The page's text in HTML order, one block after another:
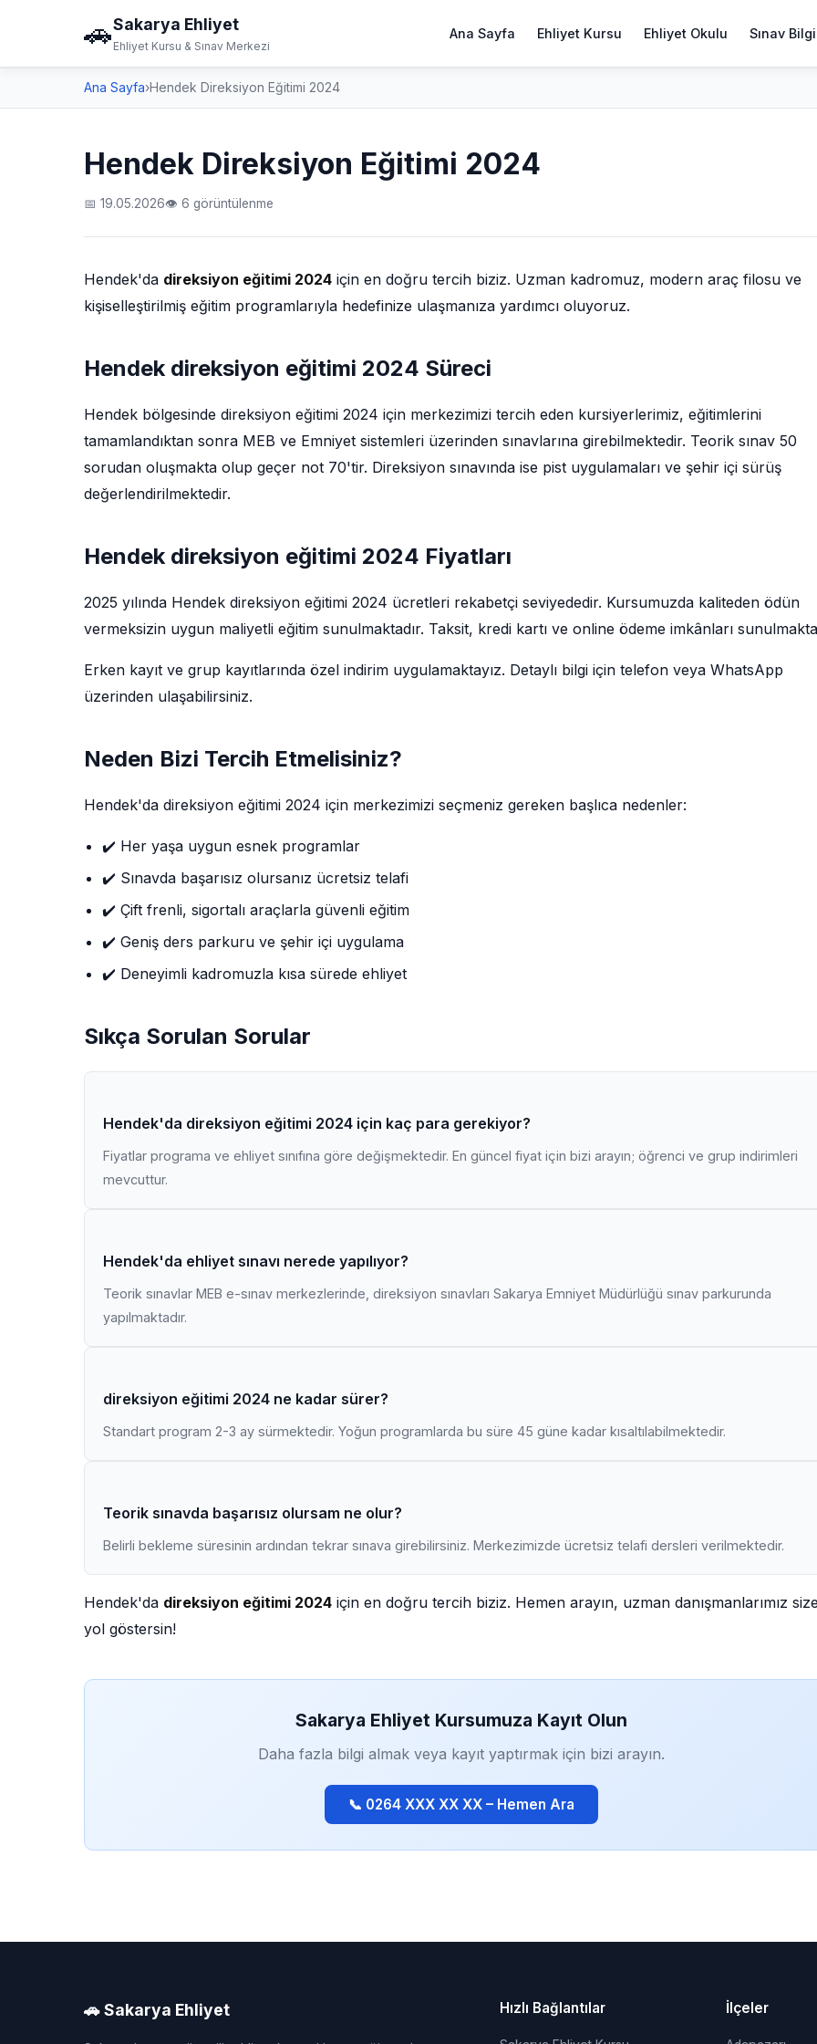
🚗Sakarya Ehliyet
Ehliyet Kursu & Sınav Merkezi
Ana Sayfa Ehliyet Kursu Ehliyet Okulu Sınav
Ana Sayfa›Hendek Direksiyon Eğitimi 2024
Hendek Direksiyon Eğitimi 2024
📅 19.05.2026👁 6 görüntülenme
Hendek'da direksiyon eğitimi 2024 için en doğru tercih biziz. Uzman kadromuz, modern araç filosu ve
kişiselleştirilmiş eğitim programlarıyla hedefinize ulaşmanıza yardımcı oluyoruz.
Hendek direksiyon eğitimi 2024 Süreci
Hendek bölgesinde direksiyon eğitimi 2024 için merkezimizi tercih eden kursiyerlerimiz, eğitimlerini
tamamlandıktan sonra MEB ve Emniyet sistemleri üzerinden sınavlarına girebilmektedir. Teorik sınav 50
sorudan oluşmakta olup geçer not 70'tir. Direksiyon sınavında ise pist uygulamaları ve şehir içi sürüş
değerlendirilmektedir.
Hendek direksiyon eğitimi 2024 Fiyatları
2025 yılında Hendek direksiyon eğitimi 2024 ücretleri rekabetçi seviyededir. Kursumuzda kaliteden ödün
vermeksizin uygun maliyetli eğitim sunulmaktadır. Taksit, kredi kartı ve online ödeme imkânları
Erken kayıt ve grup kayıtlarında özel indirim uygulamaktayız. Detaylı bilgi için telefon veya WhatsApp
üzerinden ulaşabilirsiniz.
Neden Bizi Tercih Etmelisiniz?
Hendek'da direksiyon eğitimi 2024 için merkezimizi seçmeniz gereken başlıca nedenler:
✔️ Her yaşa uygun esnek programlar
✔️ Sınavda başarısız olursanız ücretsiz telafi
✔️ Çift frenli, sigortalı araçlarla güvenli eğitim
✔️ Geniş ders parkuru ve şehir içi uygulama
✔️ Deneyimli kadromuzla kısa sürede ehliyet
Sıkça Sorulan Sorular
Hendek'da direksiyon eğitimi 2024 için kaç para gerekiyor?
Fiyatlar programa ve ehliyet sınıfına göre değişmektedir. En güncel fiyat için bizi arayın; öğrenci ve grup indirimleri
mevcuttur.
Hendek'da ehliyet sınavı nerede yapılıyor?
Teorik sınavlar MEB e-sınav merkezlerinde, direksiyon sınavları Sakarya Emniyet Müdürlüğü sınav parkurunda
yapılmaktadır.
direksiyon eğitimi 2024 ne kadar sürer?
Standart program 2-3 ay sürmektedir. Yoğun programlarda bu süre 45 güne kadar kısaltılabilmektedir.
Teorik sınavda başarısız olursam ne olur?
Belirli bekleme süresinin ardından tekrar sınava girebilirsiniz. Merkezimizde ücretsiz telafi dersleri verilmektedir.
Hendek'da direksiyon eğitimi 2024 için en doğru tercih biziz. Hemen arayın, uzman danışmanlarımız
yol göstersin!
Sakarya Ehliyet Kursumuza Kayıt Olun
Daha fazla bilgi almak veya kayıt yaptırmak için bizi arayın.
📞 0264 XXX XX XX – Hemen Ara
🚗 Sakarya Ehliyet Hızlı Bağlantılar İlçeler